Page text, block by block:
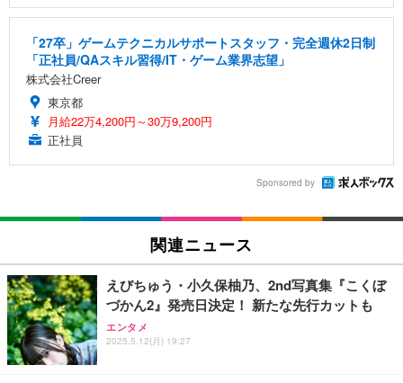
「27卒」ゲームテクニカルサポートスタッフ・完全週休2日制
「正社員/QAスキル習得/IT・ゲーム業界志望」
株式会社Creer
東京都
月給22万4,200円～30万9,200円
正社員
Sponsored by
関連ニュース
えびちゅう・小久保柚乃、2nd写真集『こくぼ
づかん2』発売日決定！ 新たな先行カットも
エンタメ
2025.5.12(月) 19:27